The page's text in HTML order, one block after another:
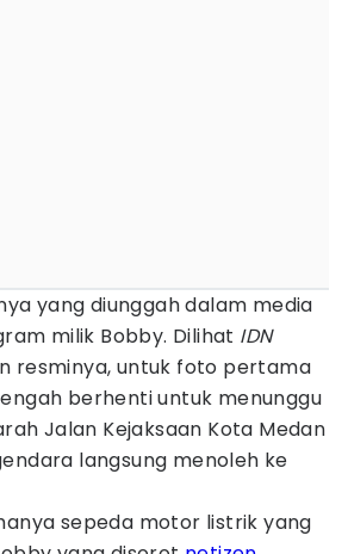
yang diunggah dalam media
milik Bobby. Dilihat IDN
resminya, untuk foto pertama
berhenti untuk menunggu
Jalan Kejaksaan Kota Medan
langsung menoleh ke
sepeda motor listrik yang